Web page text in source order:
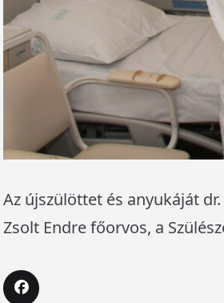
Az újszülöttet és anyukáját
Zsolt Endre főorvos, a